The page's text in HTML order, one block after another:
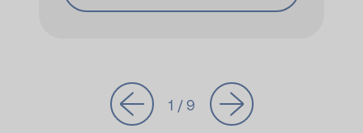
1 / 9